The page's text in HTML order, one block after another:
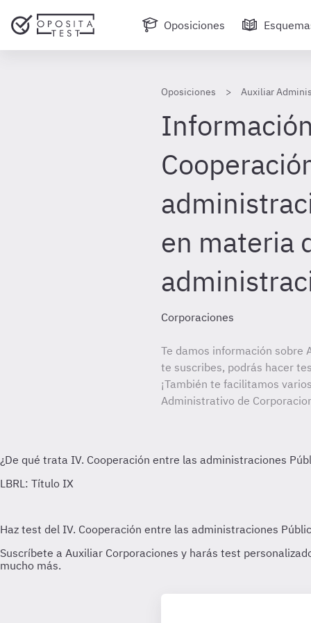
Oposiciones
Oposiciones Auxiliar
en materia
Corporaciones
Te damos información sobre
te suscribes, podrás hacer
¡También te facilitamos
Administrativo de